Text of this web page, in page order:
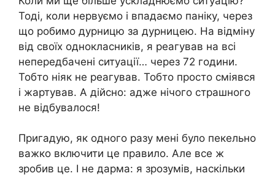
Тоді, коли нервуємо і впадаємо паніку, через
що робимо дурницю за дурницею. На відміну
від своїх однокласників, я реагував на всі
непередбачені ситуації… через 72 години.
Тобто ніяк не реагував. Тобто просто сміявся
і жартував. А дійсно: адже нічого страшного
не відбувалося!
Пригадую, як одного разу мені було пекельно
важко включити це правило. Але все ж
зробив це. І не дарма: я зрозумів, наскільки